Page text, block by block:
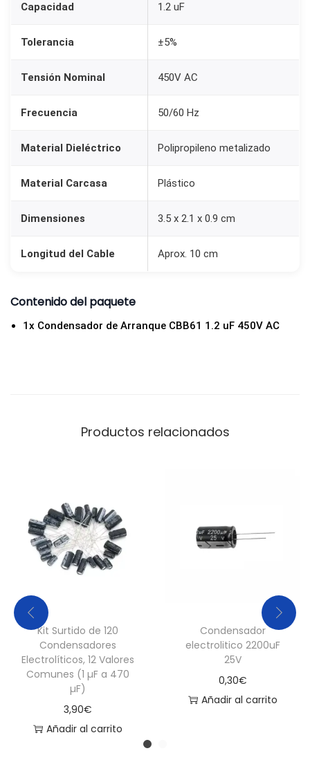
Capacidad 1.2 uF
Tolerancia ±5%
Tensión Nominal 450V AC
Frecuencia 50/60 Hz
Material Dieléctrico Polipropileno metalizado
Material Carcasa Plástico
Dimensiones 3.5 x 2.1 x 0.9 cm
Longitud del Cable Aprox. 10 cm
Contenido del paquete
1x Condensador de Arranque CBB61 1.2 uF 450V AC
Productos relacionados
Kit Surtido de 120
Condensadores
Electrolíticos, 12 Valores
Comunes (1 µF a 470
µF)
3,90€
Añadir al carrito
Condensador
electrolitico 2200uF
25V
0,30€
Añadir al carrito